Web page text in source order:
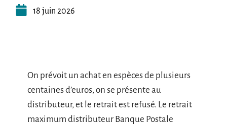
18 juin 2026
On prévoit un achat en espèces de plusieurs
centaines d’euros, on se présente au
distributeur, et le retrait est refusé. Le retrait
maximum distributeur Banque Postale